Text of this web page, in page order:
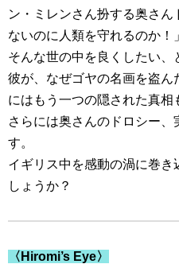
ン・ミレンさん扮する奥さ
ないのに人類を守れるのか！
そんな世の中を良くしたい
彼が、なぜゴヤの名画を盗
にはもう一つの隠された真相
さらには奥さんのドロシー、
す。
イギリス中を感動の渦に巻
しょうか？
〈Hiromi’s Eye〉